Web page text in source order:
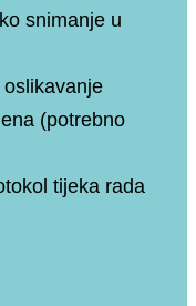
snimanje u
(potrebno
tijeka rada